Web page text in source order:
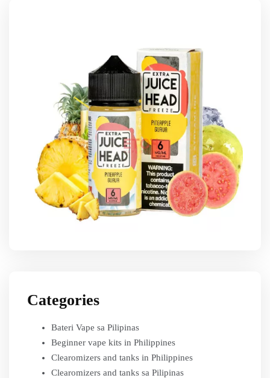
Categories
Bateri Vape sa Pilipinas
Beginner vape kits in Philippines
Clearomizers and tanks in Philippines
Clearomizers and tanks sa Pilipinas